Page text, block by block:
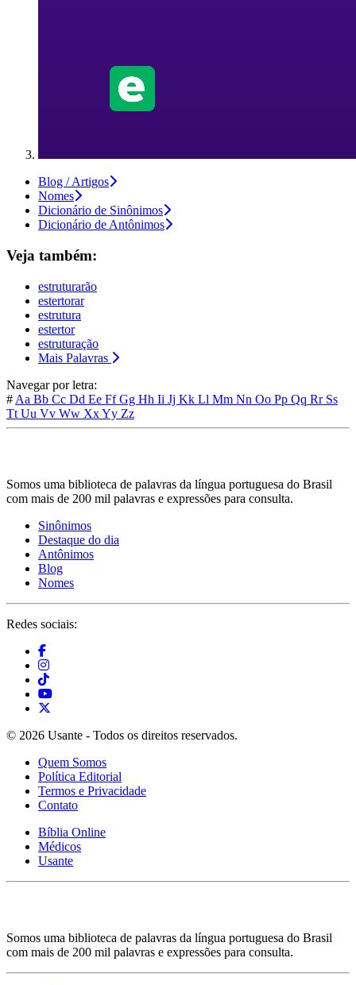
Blog / Artigos
Nomes
Dicionário de Sinônimos
Dicionário de Antônimos
Veja também:
estruturarão
estertorar
estrutura
estertor
estruturação
Mais Palavras
Navegar por letra:
# Aa Bb Cc Dd Ee FfGg Hh Ii Jj Kk Ll Mm Nn Oo Pp Qq Rr Ss
Tt Uu Vv Ww XxYy Zz
Somos uma biblioteca de palavras da língua portuguesa do Brasil
com mais de 200 mil palavras e expressões para consulta.
Sinônimos
Destaque do dia
Antônimos
Blog
Nomes
Redes sociais:
© 2026 Usante - Todos os direitos reservados.
Quem Somos
Política Editorial
Termos e Privacidade
Contato
Bíblia Online
Médicos
Usante
Somos uma biblioteca de palavras da língua portuguesa do Brasil
com mais de 200 mil palavras e expressões para consulta.